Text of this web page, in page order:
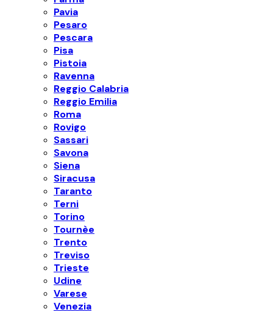
Pavia
Pesaro
Pescara
Pisa
Pistoia
Ravenna
Reggio Calabria
Reggio Emilia
Roma
Rovigo
Sassari
Savona
Siena
Siracusa
Taranto
Terni
Torino
Tournèe
Trento
Treviso
Trieste
Udine
Varese
Venezia